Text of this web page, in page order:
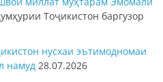
Тоҷикистон баргузор
нусхаи эътимодномаи
намуд 28.07.2026